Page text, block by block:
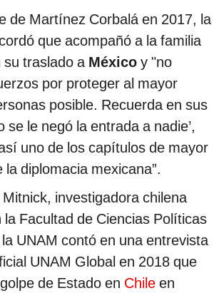
de Martínez Corbalá en 2017, la
que acompañó a la familia
su traslado a México y "no
por proteger al mayor
posible. Recuerda en sus
se le negó la entrada a nadie’,
uno de los capítulos de mayor
la diplomacia mexicana”.
investigadora chilena
Facultad de Ciencias Políticas
UNAM contó en una entrevista
UNAM Global en 2018 que
de Estado en Chile en